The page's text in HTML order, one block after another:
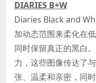
DIARIES B+W
Diaries Black and
加动态范围来柔化在
同时保留真正的黑白
力，这些图像传达了
张、温柔和亲密，同